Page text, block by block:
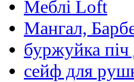
Меблі Loft
Мангал,
буржуйка піч
сейф для